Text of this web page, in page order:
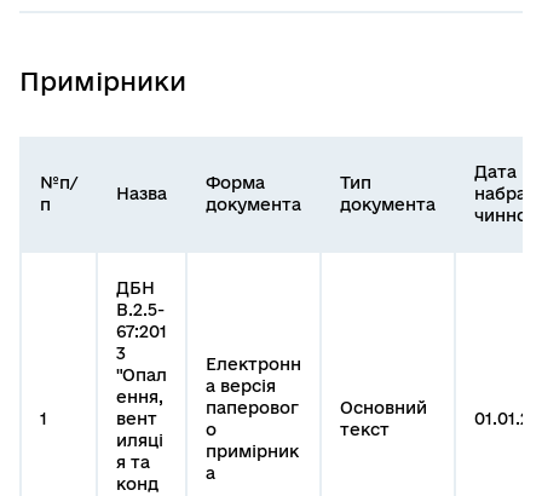
Примірники
№п/
п
Назва
Форма
документа
Тип
документа
Дата
1
ДБН
В.2.5-
67:201
3
"Опал
ення,
вент
иляці
я та
конд
Електронн
а версія
паперовог
о
примірник
а
Основний
текст